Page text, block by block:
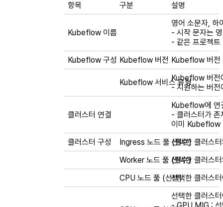
항목 구분 설명
Kubeflow 이름
영어 소문자, 하
- 시작 문자는
- 같은 프로젝
Kubeflow 구성 Kubeflow 버전 Kubeflow 버전
Kubeflow 서비스 유형Kubeflow 버전
- 지원하는 버
클러스터 연결
Kubeflow에 연
- 클러스터가
이미 Kubeflow
클러스터 구성
Ingress 노드 풀 (필수)선택한 클러스
Worker 노드 풀 (필수)선택한 클러스
CPU 노드 풀 (선택)선택한 클러스
선택한 클러스